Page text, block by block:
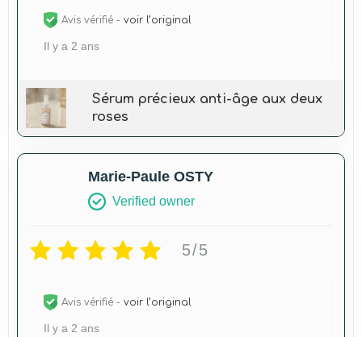
Avis vérifié - voir l’original
Il y a 2 ans
Sérum précieux anti-âge aux deux
roses
Marie-Paule OSTY
Verified owner
5/5
Avis vérifié - voir l’original
Il y a 2 ans